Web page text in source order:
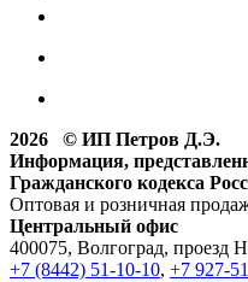
2026 © ИП Петров Д.Э.
Информация,
Гражданского кодекса
Оптовая и розничная
Центральный офис
400075, Волгоград, проезд
+7 (8442) 51-10-10, +7 927-